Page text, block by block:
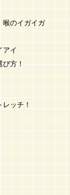
のイガイガ
イ
び方！
ッチ！